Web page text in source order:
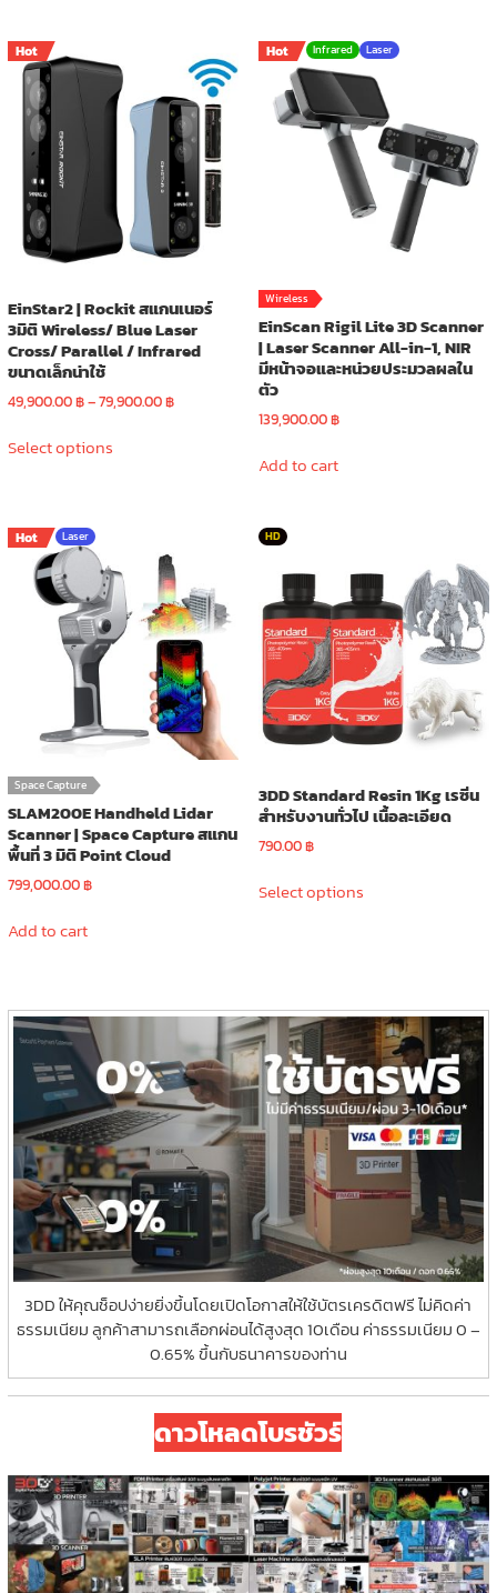
variants.
The
options
may
be
chosen
on
product
Hot
EinStar2 | Rockit สแกนเนอร์
3มิติ Wireless/ Blue Laser
Cross/ Parallel / Infrared
ขนาดเล็กน่าใช้
49,900.00฿–79,900.00฿Price
Select optionsproduct
options
may
be
chosen
product
page
Hot Infrared Laser
Wireless
EinScan Rigil Lite 3D Scanner
| Laser Scanner All-in-1, NIR
มีหน้าจอและหน่วยประมวลผลใน
ตัว
139,900.00฿
Add to cart
Hot Laser
Space Capture
SLAM200E Handheld Lidar
Scanner | Space Capture สแกน
พื้นที่ 3 มิติ Point Cloud
799,000.00฿
Add to cart
HD
3DD Standard Resin 1Kg เรซิ่น
สำหรับงานทั่วไป เนื้อละเอียด
790.00฿
Select optionsproduct
options
may
be
chosen
on
the
product
page
3DD ให้คุณช็อปง่ายยิ่งขึ้นโดยเปิดโอกาสให้ใช้บัตรเครดิตฟรี ไม่คิดค่า
ธรรมเนียม ลูกค้าสามารถเลือกผ่อนได้สูงสุด 10เดือน ค่าธรรมเนียม 0 –
0.65% ขึ้นกับธนาคารของท่าน
ดาวโหลดโบรชัวร์